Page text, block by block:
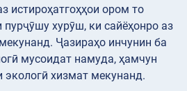
истироҳатгоҳҳои ором то
хурӯш, ки сайёҳонро аз
Ҷазираҳо инчунин ба
мусоидат намуда, ҳамчун
хизмат мекунанд.